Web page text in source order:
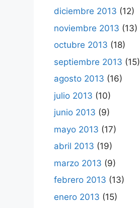
diciembre 2013 (12)
noviembre 2013 (13)
octubre 2013 (18)
septiembre 2013 (15)
agosto 2013 (16)
julio 2013 (10)
junio 2013 (9)
mayo 2013 (17)
abril 2013 (19)
marzo 2013 (9)
febrero 2013 (13)
enero 2013 (15)